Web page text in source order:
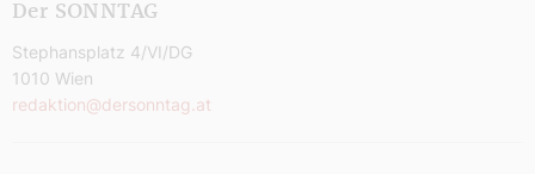
Der SONNTAG
Stephansplatz 4/VI/DG
1010 Wien
redaktion@dersonntag.at